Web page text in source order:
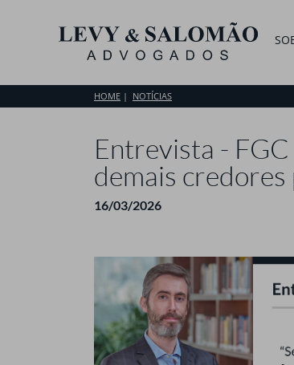
HOME NOTÍCIAS
Entrevista -
demais
16/03/2026